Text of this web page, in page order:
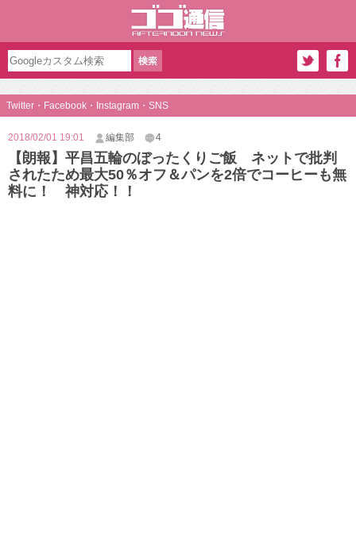
Twitter・Facebook・Instagram・SNS
2018/02/01 19:01 編集部 4
【朗報】平昌五輪のぼったくりご飯 ネットで批判
されたため最大50％オフ＆パンを2倍でコーヒーも無
料に！ 神対応！！